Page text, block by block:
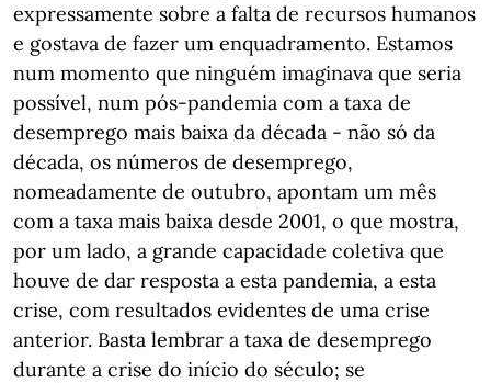
expressamente sobre a falta de recursos humanos
e gostava de fazer um enquadramento. Estamos
num momento que ninguém imaginava que seria
possível, num pós-pandemia com a taxa de
desemprego mais baixa da década - não só da
década, os números de desemprego,
nomeadamente de outubro, apontam um mês
com a taxa mais baixa desde 2001, o que mostra,
por um lado, a grande capacidade coletiva que
houve de dar resposta a esta pandemia, a esta
crise, com resultados evidentes de uma crise
anterior. Basta lembrar a taxa de desemprego
durante a crise do início do século; se